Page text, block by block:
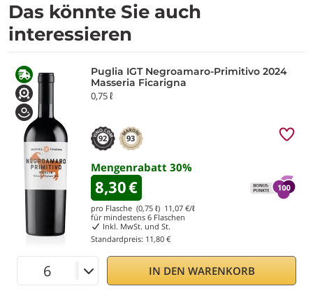
Das könnte Sie auch
interessieren
Puglia IGT Negroamaro-Primitivo 2024
Masseria Ficarigna
0,75 ℓ
92 93
Mengenrabatt 30%
8,30€
pro Flasche (0,75 ℓ) 11,07 €/ℓ
für mindestens 6 Flaschen
Inkl. MwSt. und St.
Standardpreis: 11,80 €
IN DEN WARENKORB